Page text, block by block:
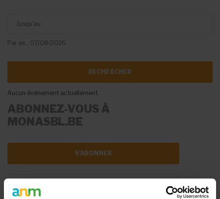
Par ex., 07/08/2026
Aucun événement actuellement.
ABONNEZ-VOUS À
MONASBL.BE
S'ABONNER